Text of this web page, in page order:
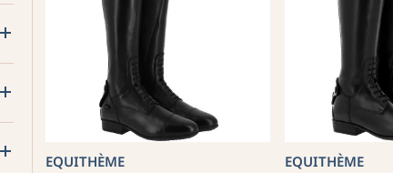
EQUITHÈME EQUITHÈME